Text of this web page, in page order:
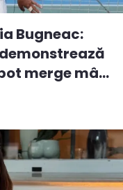
Bugneac:
demonstrează
merge mâ...